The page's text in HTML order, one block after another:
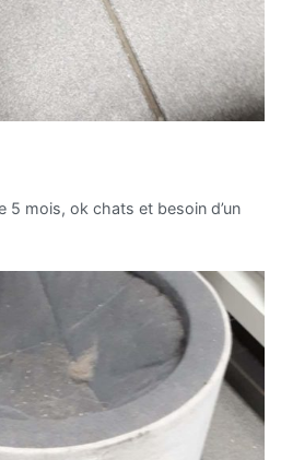
5 mois, ok chats et besoin d’un